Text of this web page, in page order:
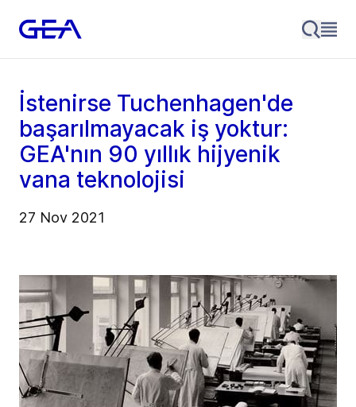
İstenirse Tuchenhagen'de
başarılmayacak iş yoktur:
GEA'nın 90 yıllık hijyenik
vana teknolojisi
27 Nov 2021